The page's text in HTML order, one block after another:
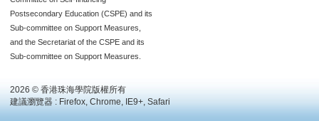
Postsecondary Education (CSPE) and its
Sub-committee on Support Measures,
and the Secretariat of the CSPE and its
Sub-committee on Support Measures.
2026 © 香港珠海學院版權所有
建議瀏覽器 : Firefox, Chrome, IE9+, Safari